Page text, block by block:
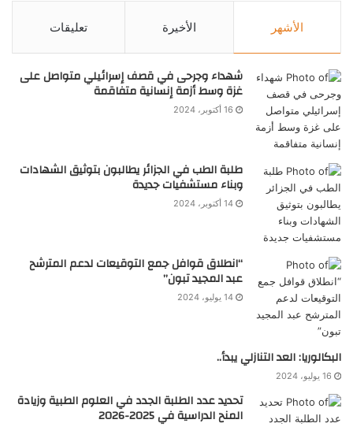
الأشهر الأخيرة تعليقات
شهداء وجرحى في قصف إسرائيلي متواصل على
غزة وسط أزمة إنسانية متفاقمة
16 أكتوبر، 2024
طلبة الطب في الجزائر يطالبون بتوثيق الشهادات
وبناء مستشفيات جديدة
14 أكتوبر، 2024
“انطلاق قوافل جمع التوقيعات لدعم المترشح
عبد المجيد تبون”
14 يوليو، 2024
البكالوريا: العد التنازلي يبدأ..
16 يوليو، 2024
تحديد عدد الطلبة الجدد في العلوم الطبية وزيادة
المنح الدراسية في 2025-2026